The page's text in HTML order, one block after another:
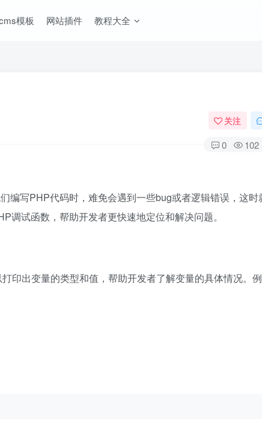
模板 网站插件 教程大全
关注
0 102
编写PHP代码时，难免会遇到一些bug或者逻辑错误，这时
调试函数，帮助开发者更快速地定位和解决问题。
印出变量的类型和值，帮助开发者了解变量的具体情况。